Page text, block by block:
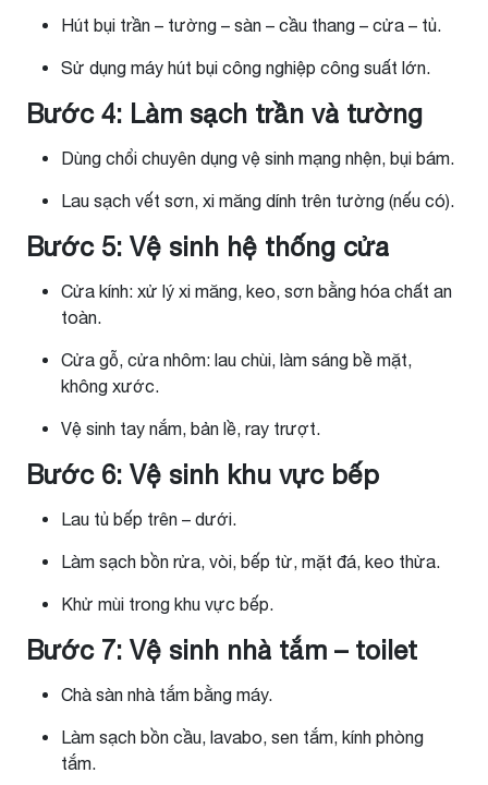
Hút bụi trần – tường – sàn – cầu thang – cửa – tủ.
Sử dụng máy hút bụi công nghiệp công suất lớn.
Bước 4: Làm sạch trần và tường
Dùng chổi chuyên dụng vệ sinh mạng nhện, bụi bám.
Lau sạch vết sơn, xi măng dính trên tường (nếu có).
Bước 5: Vệ sinh hệ thống cửa
Cửa kính: xử lý xi măng, keo, sơn bằng hóa chất an
toàn.
Cửa gỗ, cửa nhôm: lau chùi, làm sáng bề mặt,
không xước.
Vệ sinh tay nắm, bản lề, ray trượt.
Bước 6: Vệ sinh khu vực bếp
Lau tủ bếp trên – dưới.
Làm sạch bồn rửa, vòi, bếp từ, mặt đá, keo thừa.
Khử mùi trong khu vực bếp.
Bước 7: Vệ sinh nhà tắm – toilet
Chà sàn nhà tắm bằng máy.
Làm sạch bồn cầu, lavabo, sen tắm, kính phòng
tắm.